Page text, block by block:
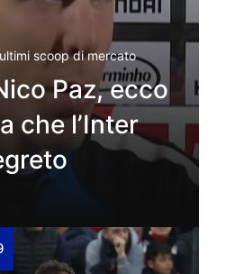
scoop di mercato
Paz, ecco
che l’Inter